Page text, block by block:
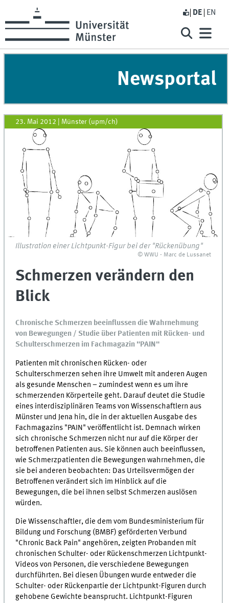
DE EN
Newsportal
23. Mai 2012 Münster (upm/ch)
Illustration einer Lichtpunkt-Figur bei der "Rückenübung"
© WWU - Marc de Lussanet
Schmerzen verändern den
Blick
Chronische Schmerzen beeinflussen die Wahrnehmung
von Bewegungen / Studie über Patienten mit Rücken- und
Schulterschmerzen im Fachmagazin "PAIN"
Patienten mit chronischen Rücken- oder
Schulterschmerzen sehen ihre Umwelt mit anderen Augen
als gesunde Menschen – zumindest wenn es um ihre
schmerzenden Körperteile geht. Darauf deutet die Studie
eines interdisziplinären Teams von Wissenschaftlern aus
Münster und Jena hin, die in der aktuellen Ausgabe des
Fachmagazins "PAIN" veröffentlicht ist. Demnach wirken
sich chronische Schmerzen nicht nur auf die Körper der
betroffenen Patienten aus. Sie können auch beeinflussen,
wie Schmerzpatienten die Bewegungen wahrnehmen, die
sie bei anderen beobachten: Das Urteilsvermögen der
Betroffenen verändert sich im Hinblick auf die
Bewegungen, die bei ihnen selbst Schmerzen auslösen
würden.
Die Wissenschaftler, die dem vom Bundesministerium für
Bildung und Forschung (BMBF) geförderten Verbund
"Chronic Back Pain" angehören, zeigten Probanden mit
chronischen Schulter- oder Rückenschmerzen Lichtpunkt-
Videos von Personen, die verschiedene Bewegungen
durchführten. Bei diesen Übungen wurde entweder die
Schulter- oder Rückenpartie der Lichtpunkt-Figuren durch
gehobene Gewichte beansprucht. Lichtpunkt-Figuren